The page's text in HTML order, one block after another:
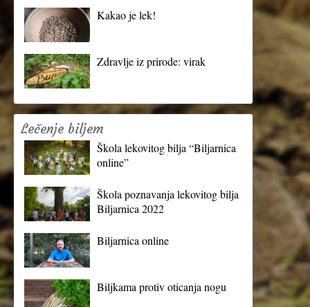
Kakao je lek!
Zdravlje iz prirode: virak
Lečenje biljem
Škola lekovitog bilja “Biljarnica
online”
Škola poznavanja lekovitog bilja
Biljarnica 2022
Biljarnica online
Biljkama protiv oticanja nogu